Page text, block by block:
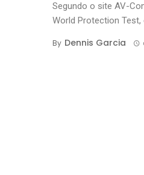
Segundo o site AV-
World Protection Test,
By Dennis Garcia